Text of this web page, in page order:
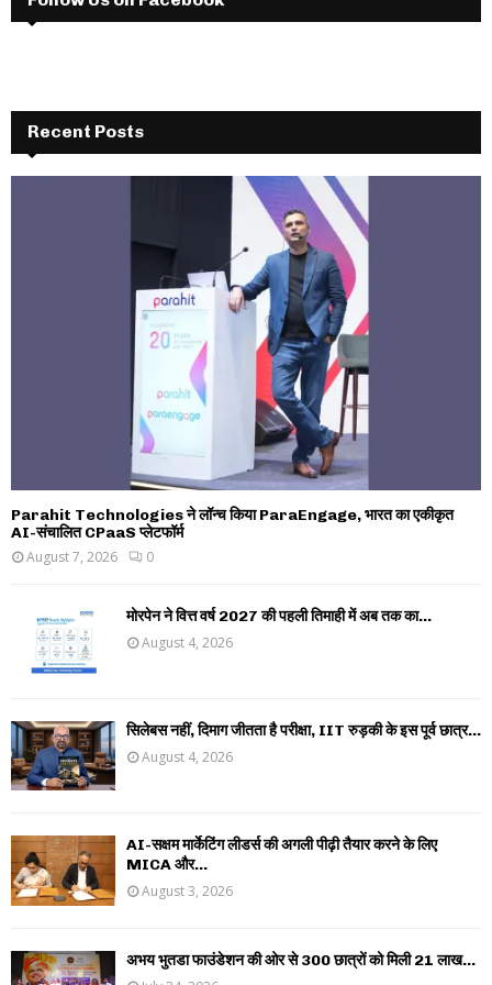
Recent Posts
Parahit Technologies ने लॉन्च किया ParaEngage, भारत का एकीकृत
AI-संचालित CPaaS प्लेटफॉर्म
August 7, 2026
0
मोरपेन ने वित्त वर्ष 2027 की पहली तिमाही में अब तक का...
August 4, 2026
सिलेबस नहीं, दिमाग जीतता है परीक्षा, IIT रुड़की के इस पूर्व छात्र...
August 4, 2026
AI-सक्षम मार्केटिंग लीडर्स की अगली पीढ़ी तैयार करने के लिए
MICA और...
August 3, 2026
अभय भुतडा फाउंडेशन की ओर से 300 छात्रों को मिली 21 लाख...